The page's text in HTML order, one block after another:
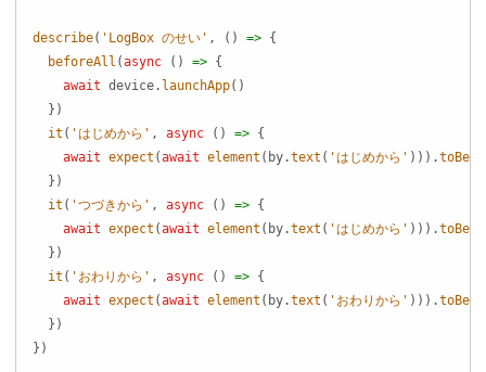
describe( 'LogBox のせい' , ( ) => {
beforeAll (async ( ) => {
await device. launchApp( )
} )
it ( 'はじめから' , async ( ) => {
await expect (await element ( by.text ( 'はじめから' ) ) ) .
} )
it ( 'つづきから' , async ( ) => {
await expect (await element ( by.text ( 'はじめから' ) ) ) .
} )
it ( 'おわりから' , async ( ) => {
await expect (await element ( by.text ( 'おわりから' ) ) ) .
} )
} )